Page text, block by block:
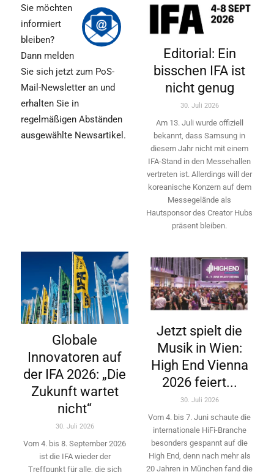
Sie möchten
informiert
bleiben?
Dann melden
Sie sich jetzt zum PoS-
Mail-Newsletter an und
erhalten Sie in
regelmäßigen Abständen
ausgewählte Newsartikel.
Editorial: Ein
bisschen IFA ist
nicht genug
30. Juli 2026
Am 13. Juli wurde offiziell
bekannt, dass Samsung in
diesem Jahr nicht mit einem
IFA-Stand in den Messehallen
vertreten ist. Allerdings will ­der
koreanische Konzern auf dem
Messegelände als
Hautsponsor des Creator Hubs
präsent bleiben.
Globale
Innovatoren auf
der IFA 2026: „Die
Zukunft wartet
nicht“
30. Juli 2026
Vom 4. bis 8. September 2026
ist die IFA wieder der
Treffpunkt für alle, die sich
Jetzt spielt die
Musik in Wien:
High End Vienna
2026 feiert...
30. Juli 2026
Vom 4. bis 7. Juni schaute die
internationale HiFi-Branche
besonders gespannt auf die
High End, denn nach mehr als
20 Jahren in München fand die